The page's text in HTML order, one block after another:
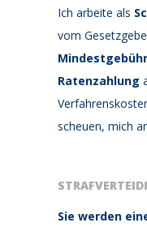
Ich arbeite als
vom
Ratenzahlung
scheuen, mich
Sie werden